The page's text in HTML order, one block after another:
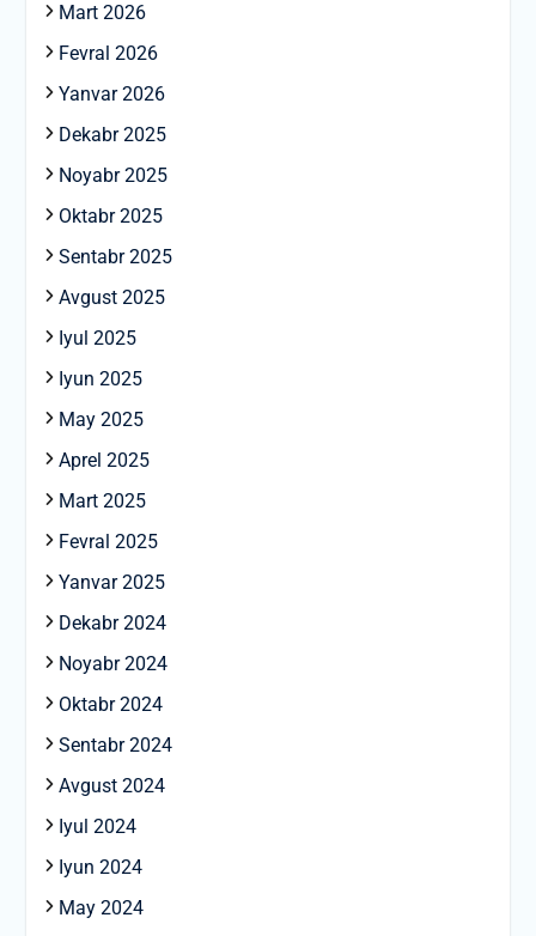
Mart 2026
Fevral 2026
Yanvar 2026
Dekabr 2025
Noyabr 2025
Oktabr 2025
Sentabr 2025
Avgust 2025
Iyul 2025
Iyun 2025
May 2025
Aprel 2025
Mart 2025
Fevral 2025
Yanvar 2025
Dekabr 2024
Noyabr 2024
Oktabr 2024
Sentabr 2024
Avgust 2024
Iyul 2024
Iyun 2024
May 2024